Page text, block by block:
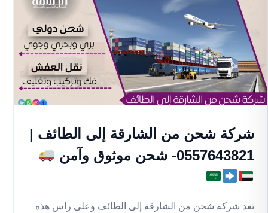
شركة شحن من الشارقة إلى الطائف |
0557643821- شحن موثوق وآمن
تعد شركة شحن من الشارقة إلى الطائف وعلى راس هذه